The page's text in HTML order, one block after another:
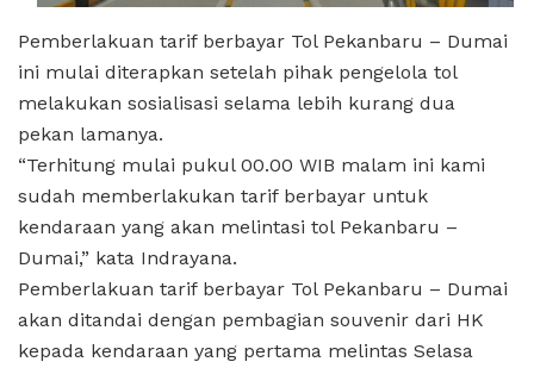
Pemberlakuan tarif berbayar Tol Pekanbaru – Dumai
ini mulai diterapkan setelah pihak pengelola tol
melakukan sosialisasi selama lebih kurang dua
pekan lamanya.
“Terhitung mulai pukul 00.00 WIB malam ini kami
sudah memberlakukan tarif berbayar untuk
kendaraan yang akan melintasi tol Pekanbaru –
Dumai,” kata Indrayana.
Pemberlakuan tarif berbayar Tol Pekanbaru – Dumai
akan ditandai dengan pembagian souvenir dari HK
kepada kendaraan yang pertama melintas Selasa